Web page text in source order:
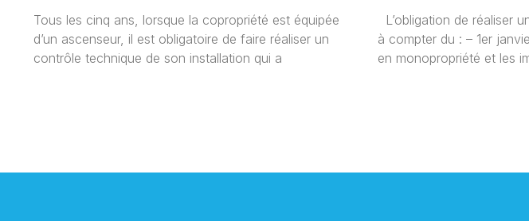
Tous les cinq ans, lorsque la copropriété est équipée
d’un ascenseur, il est obligatoire de faire réaliser un
contrôle technique de son installation qui a
L’obligation de réaliser
à compter du : – 1er
en monopropriété et les